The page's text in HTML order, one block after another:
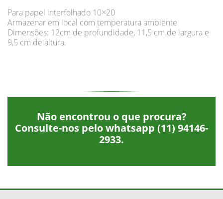
Para papel interfolhado 10×20
Armazenar em local com temperatura ambiente
Dimensões: 12cm de profundidade, 11,5 cm de largura e
9,5 cm de altura.
Não encontrou o que procura?
Consulte-nos pelo whatsapp (11) 94146-
2933.